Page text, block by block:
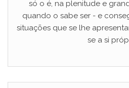
só o é, na plenitude e
quando o sabe ser - e
situações que se lhe
se a si